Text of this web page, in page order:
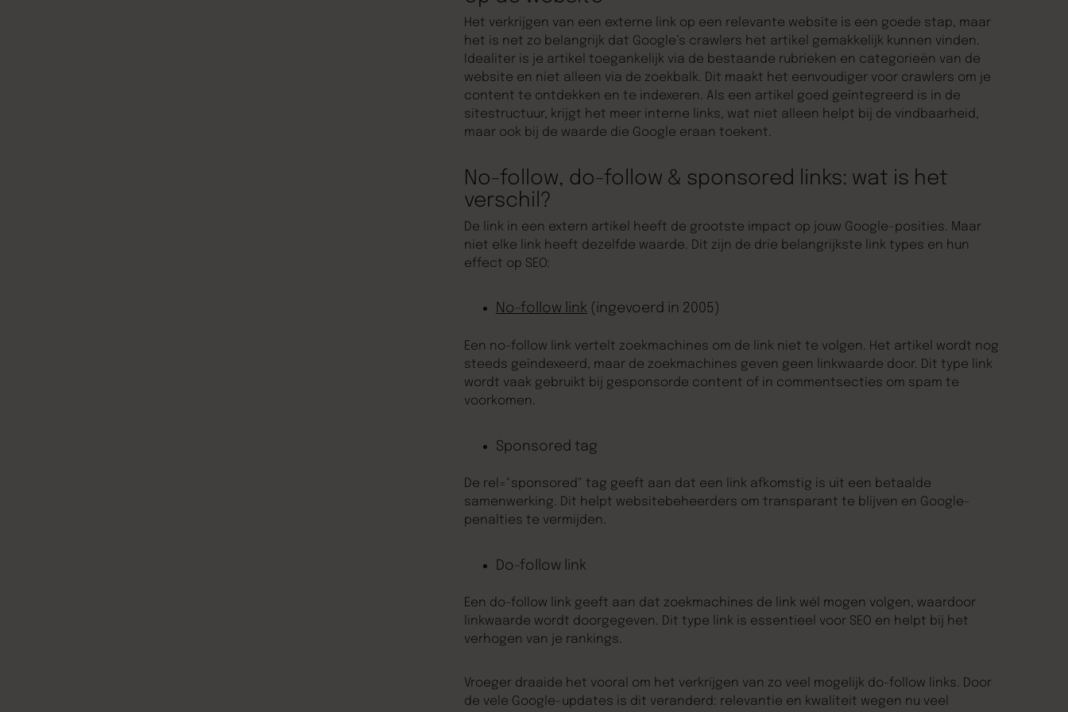
Het verkrijgen van een externe link op een relevante website is een goede stap, maar
het is net zo belangrijk dat Google’s crawlers het artikel gemakkelijk kunnen vinden.
Idealiter is je artikel toegankelijk via de bestaande rubrieken en categorieën van de
website en niet alleen via de zoekbalk. Dit maakt het eenvoudiger voor crawlers om je
content te ontdekken en te indexeren. Als een artikel goed geïntegreerd is in de
sitestructuur, krijgt het meer interne links, wat niet alleen helpt bij de vindbaarheid,
maar ook bij de waarde die Google eraan toekent.
No-follow, do-follow & sponsored links: wat is het
verschil?
De link in een extern artikel heeft de grootste impact op jouw Google-posities. Maar
niet elke link heeft dezelfde waarde. Dit zijn de drie belangrijkste link types en hun
effect op SEO:
No-follow link (ingevoerd in 2005)
Een no-follow link vertelt zoekmachines om de link niet te volgen. Het artikel wordt nog
steeds geïndexeerd, maar de zoekmachines geven geen linkwaarde door. Dit type link
wordt vaak gebruikt bij gesponsorde content of in commentsecties om spam te
voorkomen.
Sponsored tag
De rel="sponsored" tag geeft aan dat een link afkomstig is uit een betaalde
samenwerking. Dit helpt websitebeheerders om transparant te blijven en Google-
penalties te vermijden.
Do-follow link
Een do-follow link geeft aan dat zoekmachines de link wél mogen volgen, waardoor
linkwaarde wordt doorgegeven. Dit type link is essentieel voor SEO en helpt bij het
verhogen van je rankings.
Vroeger draaide het vooral om het verkrijgen van zo veel mogelijk do-follow links. Door
de vele Google-updates is dit veranderd: relevantie en kwaliteit wegen nu veel